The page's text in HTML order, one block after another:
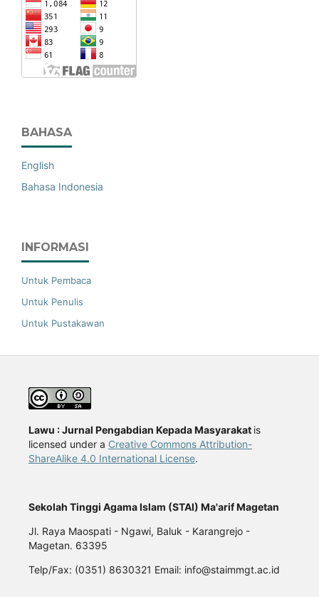
BAHASA
English
Bahasa Indonesia
INFORMASI
Untuk Pembaca
Untuk Penulis
Untuk Pustakawan
Lawu : Jurnal Pengabdian Kepada Masyarakat is
licensed under a Creative Commons Attribution-
ShareAlike 4.0 International License.
Sekolah Tinggi Agama Islam (STAI) Ma'arif Magetan
Jl. Raya Maospati - Ngawi, Baluk - Karangrejo -
Magetan. 63395
Telp/Fax: (0351) 8630321 Email: info@staimmgt.ac.id